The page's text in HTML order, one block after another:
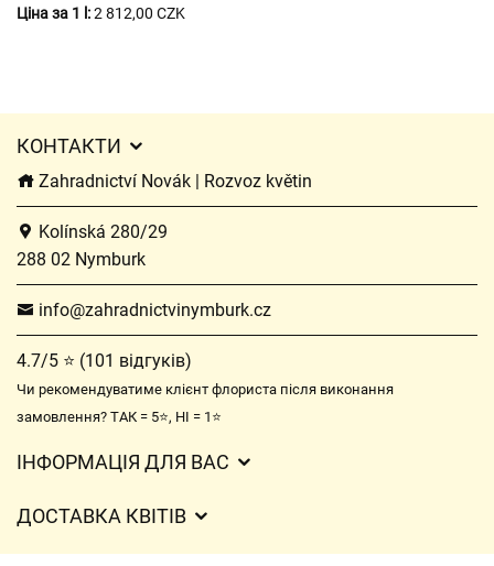
Ціна за 1 l:2 812,00 CZK
КОНТАКТИ
Zahradnictví Novák | Rozvoz květin
Kolínská 280/29
288 02 Nymburk
info@zahradnictvinymburk.cz
4.7/5 ⭐ (101 відгуків)
Чи рекомендуватиме клієнт флориста після виконання
замовлення? ТАК = 5⭐, НІ = 1⭐
ІНФОРМАЦІЯ ДЛЯ ВАС
Захист персональних даних
ДОСТАВКА КВІТІВ
Вартість доставки